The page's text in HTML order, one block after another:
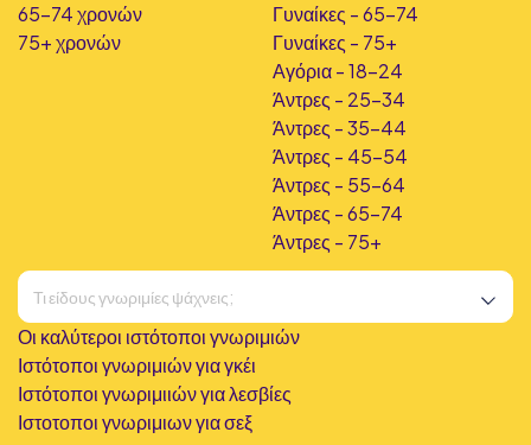
65-74 χρονών
75+ χρονών
Γυναίκες - 65-74
Γυναίκες - 75+
Αγόρια - 18-24
Άντρες - 25-34
Άντρες - 35-44
Άντρες - 45-54
Άντρες - 55-64
Άντρες - 65-74
Άντρες - 75+
Οι καλύτεροι ιστότοποι γνωριμιών
Ιστότοποι γνωριμιών για γκέι
Ιστότοποι γνωριμιιών για λεσβίες
Ιστοτοποι γνωριμιων για σεξ